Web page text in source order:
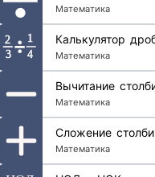
Математика
Калькулятор
Математика
Вычитание
Математика
Сложение
Математика